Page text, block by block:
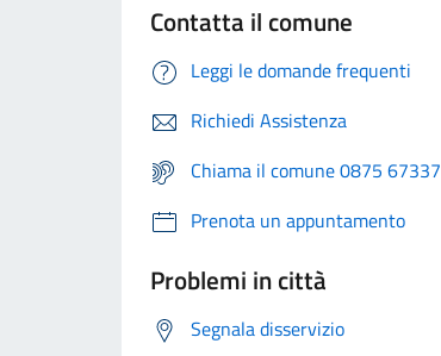
Contatta il comune
Leggi le domande frequenti
Richiedi Assistenza
Chiama il comune 0875 67337
Prenota un appuntamento
Problemi in città
Segnala disservizio